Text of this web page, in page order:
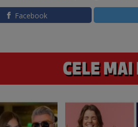
Facebook